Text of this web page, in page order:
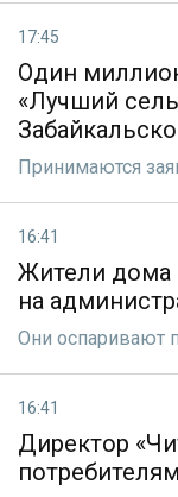
17:45
Один
«Лучший
Принимаются
16:41
Жители дома
на
Они оспаривают
16:41
Директор